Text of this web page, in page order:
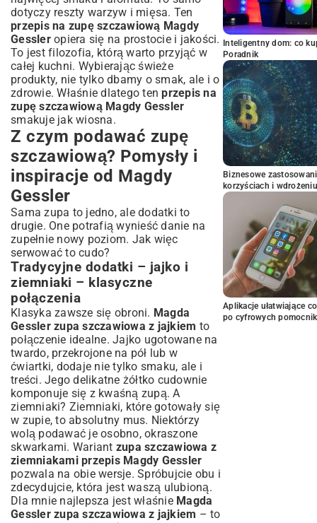
dotyczy reszty warzyw i mięsa. Ten
przepis na zupę szczawiową Magdy
Gessleropiera się na prostocie i jakości.
To jest filozofia, którą warto przyjąć w
całej kuchni. Wybierając świeże
produkty, nie tylko dbamy o smak, ale i o
zdrowie. Właśnie dlatego tenprzepis na
zupę szczawiową Magdy Gessler
smakuje jak wiosna.
Z czym podawać zupę
szczawiową? Pomysły i
inspiracje od Magdy
Gessler
Sama zupa to jedno, ale dodatki to
drugie. One potrafią wynieść danie na
zupełnie nowy poziom. Jak więc
serwować to cudo?
Tradycyjne dodatki – jajko i
ziemniaki – klasyczne
połączenia
Klasyka zawsze się obroni. Magda
Gessler zupa szczawiowa z jajkiem to
połączenie idealne. Jajko ugotowane na
twardo, przekrojone na pół lub w
ćwiartki, dodaje nie tylko smaku, ale i
treści. Jego delikatne żółtko cudownie
komponuje się z kwaśną zupą. A
ziemniaki? Ziemniaki, które gotowały się
w zupie, to absolutny mus. Niektórzy
wolą podawać je osobno, okraszone
skwarkami. Wariant zupa szczawiowa z
ziemniakami przepis Magdy Gessler
pozwala na obie wersje. Spróbujcie obu i
zdecydujcie, która jest waszą ulubioną.
Dla mnie najlepsza jest właśnie Magda
Gessler zupa szczawiowa z jajkiem – to
Inteligentny dom: co
Poradnik
Biznesowe
korzyściach i wdrożeniu
Aplikacje ułatwiające
po cyfrowych